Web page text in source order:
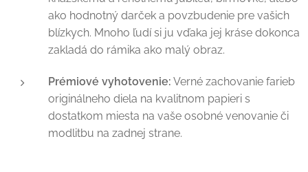
ako hodnotný darček a povzbudenie pre vašich
blízkych. Mnoho ľudí si ju vďaka jej kráse dokonca
zakladá do rámika ako malý obraz.
Prémiové vyhotovenie: Verné zachovanie farieb
originálneho diela na kvalitnom papieri s
dostatkom miesta na vaše osobné venovanie či
modlitbu na zadnej strane.